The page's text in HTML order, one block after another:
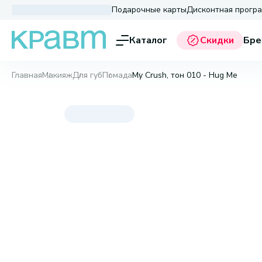
Подарочные картыДисконтная
Каталог Скидки
ГлавнаяМакияжДля губПомадаMy Crush, тон 010 - Hug Me